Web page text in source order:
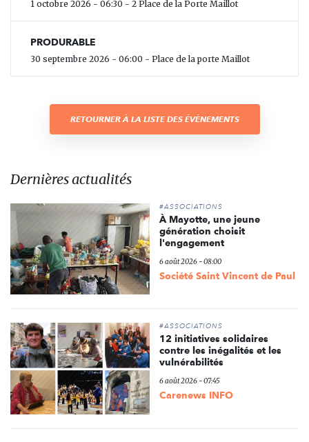
1 octobre 2026 - 06:30 - 2 Place de la Porte Maillot
PRODURABLE
30 septembre 2026 - 06:00 - Place de la porte Maillot
RETOURNER À LA LISTE DES ÉVÈNEMENTS
Dernières actualités
#ASSOCIATIONS
À Mayotte, une jeune
génération choisit
l'engagement
6 août 2026 - 08:00
Société Saint Vincent de Paul
#ASSOCIATIONS
12 initiatives solidaires
contre les inégalités et les
vulnérabilités
6 août 2026 - 07:45
Carenews INFO